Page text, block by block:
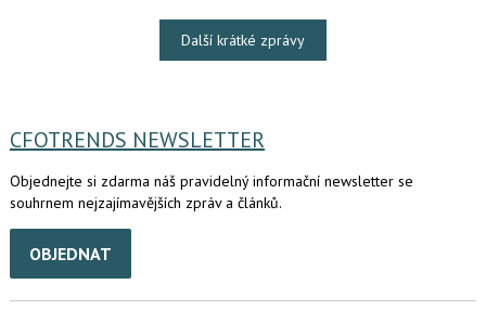
Další krátké zprávy
CFOTRENDS NEWSLETTER
Objednejte si zdarma náš pravidelný informační newsletter se
souhrnem nejzajímavějších zpráv a článků.
OBJEDNAT